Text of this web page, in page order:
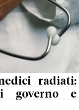
radiati:
governo e